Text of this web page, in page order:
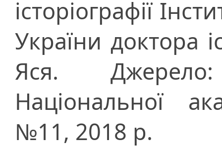
історіографії
України доктора
Яся.
Національної
№11, 2018 р.